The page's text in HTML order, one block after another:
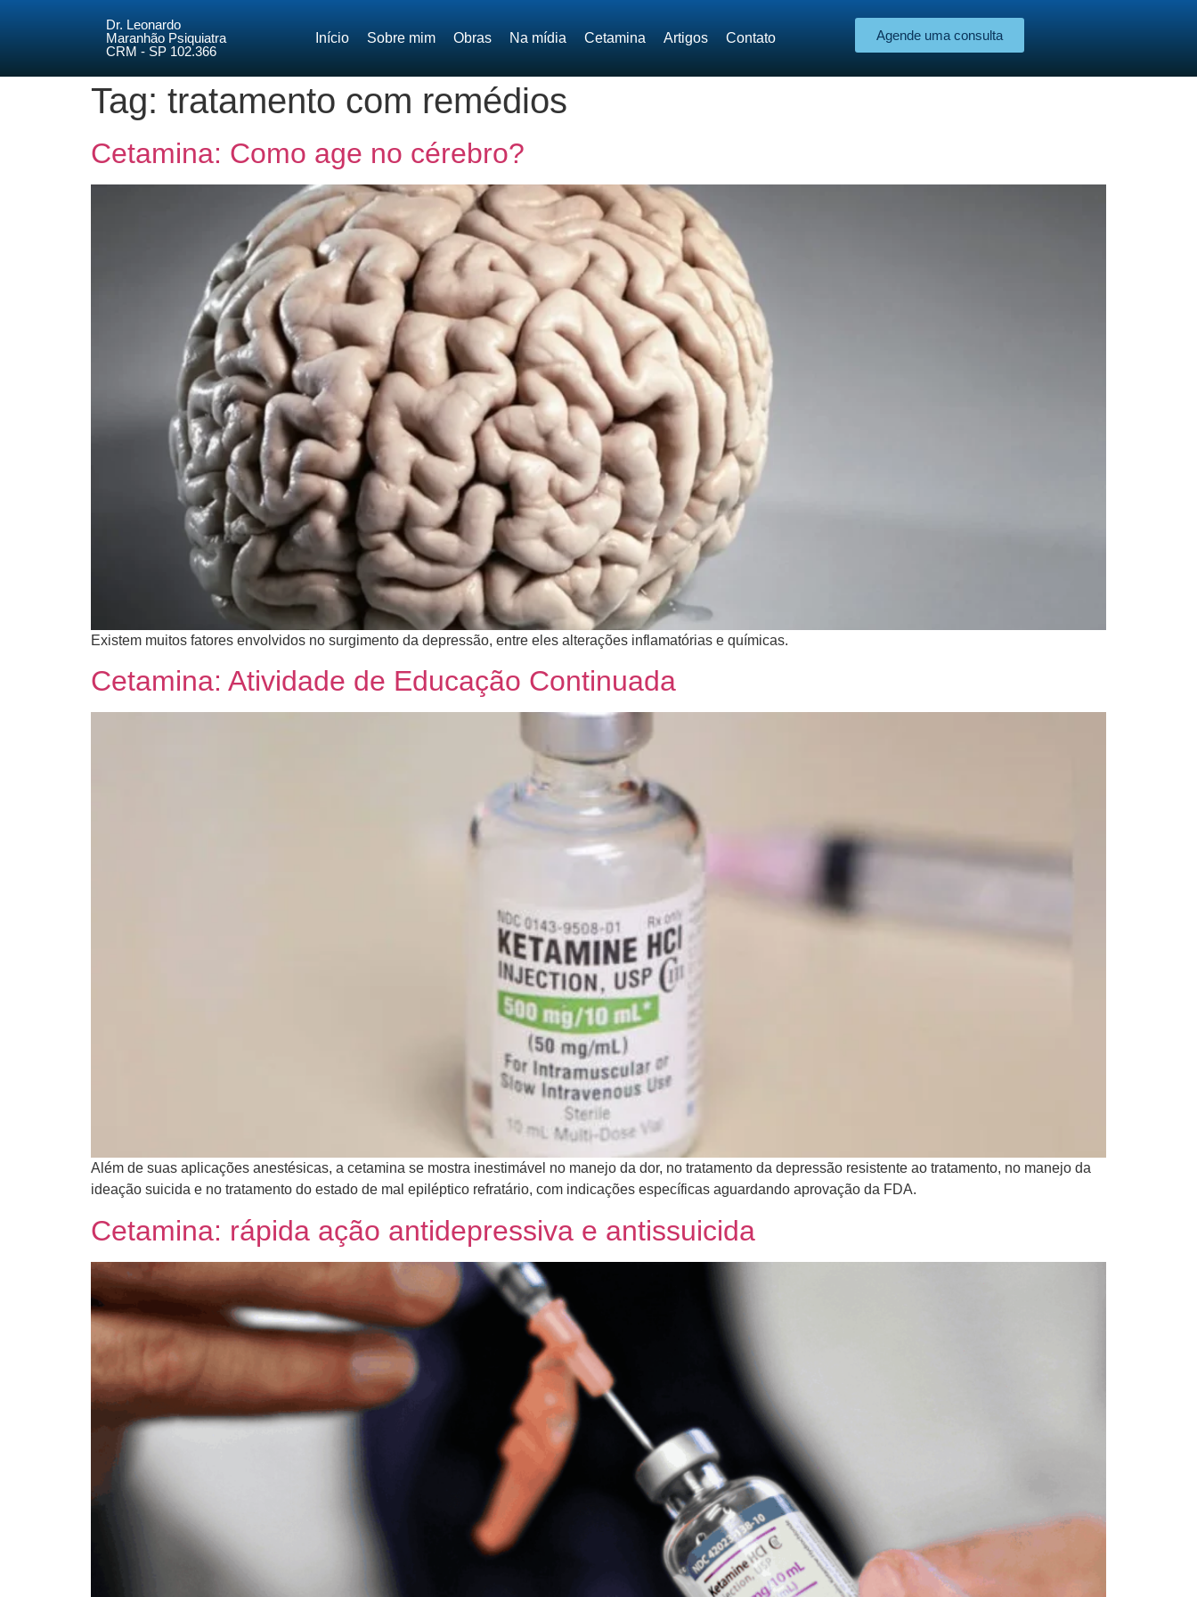
Dr. Leonardo
Maranhão Psiquiatra
CRM - SP 102.366
Início Sobre mim Obras Na mídia Cetamina Artigos Contato Agende uma consulta
Tag: tratamento com remédios
Cetamina: Como age no cérebro?
​Existem muitos fatores envolvidos no surgimento da depressão, entre eles alterações inflamatórias e químicas.
Cetamina: Atividade de Educação Continuada
Além de suas aplicações anestésicas, a cetamina se mostra inestimável no manejo da dor, no tratamento da depressão resistente ao tratamento, no manejo da
ideação suicida e no tratamento do estado de mal epiléptico refratário, com indicações específicas aguardando aprovação da FDA.
Cetamina: rápida ação antidepressiva e antissuicida